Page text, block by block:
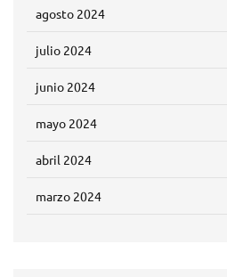
agosto 2024
julio 2024
junio 2024
mayo 2024
abril 2024
marzo 2024